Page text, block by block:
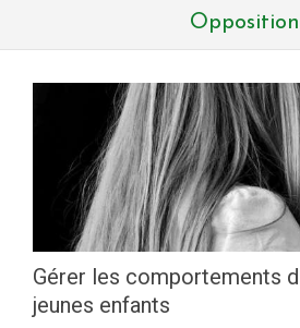
Opposition
Gérer les comportements
jeunes enfants